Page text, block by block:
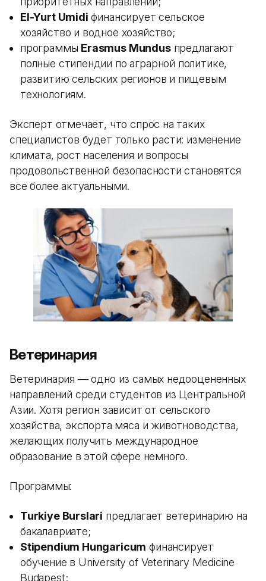
El-Yurt Umidi финансирует сельское
хозяйство и водное хозяйство;
программы Erasmus Mundusпредлагают
полные стипендии по аграрной политике,
развитию сельских регионов и пищевым
технологиям.
Эксперт отмечает, что спрос на таких
специалистов будет только расти: изменение
климата, рост населения и вопросы
продовольственной безопасности становятся
все более актуальными.
Ветеринария
Ветеринария — одно из самых недооцененных
направлений среди студентов из Центральной
Азии. Хотя регион зависит от сельского
хозяйства, экспорта мяса и животноводства,
желающих получить международное
образование в этой сфере немного.
Программы:
Turkiye Burslari предлагает ветеринарию на
бакалавриате;
Stipendium Hungaricum финансирует
обучение в University of Veterinary Medicine
Budapest;